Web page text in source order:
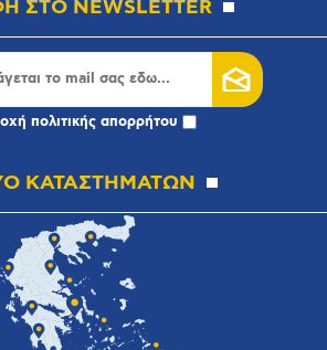
ΣΤΟ NEWSLETTER
πολιτικής απορρήτου
ΚΑΤΑΣΤΗΜΑΤΩΝ